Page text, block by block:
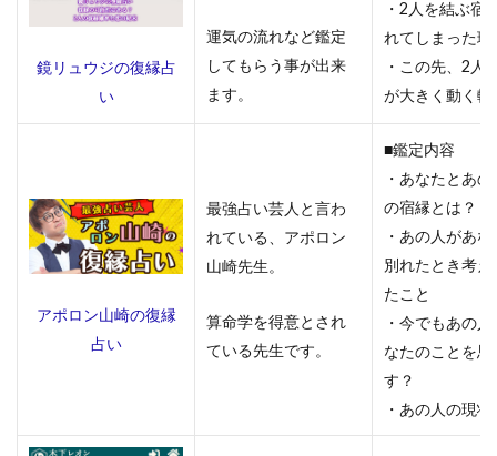
電話占
3.7
なの
3.8
電話
占い
サイ
を使
鏡リュウジの復縁占
い
運気の流れなど鑑定
してもらう事が出来
ます。
・2人を結ぶ宿
れてしまった理
・この先、2人
が大きく動く転
アポロン山崎の復縁
占い
最強占い芸人と言わ
れている、アポロン
山崎先生。
算命学を得意とされ
ている先生です。
■鑑定内容
・あなたとあ
の宿縁とは？
・あの人があ
別れたとき考え
たこと
・今でもあの
なたのことを思
す？
・あの人の現